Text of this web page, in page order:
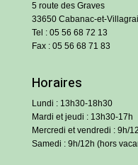
5 route des Graves
33650 Cabanac-et-
Tel : 05 56 68 72 13
Fax : 05 56 68 71 83
Horaires
Lundi : 13h30-18h30
Mardi et jeudi : 13h30-17h
Mercredi et vendredi : 9h/
Samedi : 9h/12h (hors